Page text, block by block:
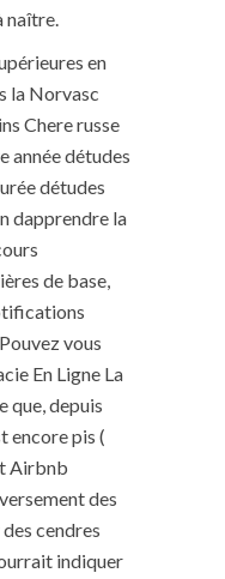
naître.
en
la Norvasc
Chere russe
année détudes
détudes
dapprendre la
de base,
vous
En Ligne La
que, depuis
encore pis (
Airbnb
des
cendres
indiquer